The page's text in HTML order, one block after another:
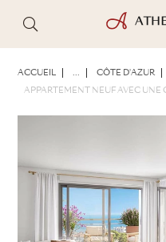
ACCUEIL ... CÔTE D'AZUR
APPARTEMENT NEUF AVEC UNE